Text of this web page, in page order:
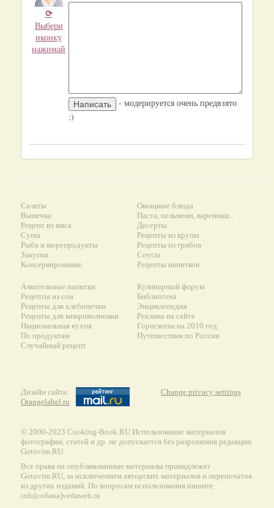
⟳
Выбери
иконку
нажимай
- модерируется очень предвзято
:)
Салаты
Выпечка
Рецепт из мяса
Супы
Рыба и морепродукты
Закуски
Консервирование
Овощные блюда
Паста, пельмени, вареники...
Десерты
Рецепты из крупы
Рецепты из грибов
Соусы
Рецепты напитков
Алкогольные напитки
Рецепты из сои
Рецепты для хлебопечки
Рецепты для микроволновки
Национальная кухня
По продуктам
Случайный рецепт
Кулинарный форум
Библиотека
Энциклопедия
Реклама на сайте
Гороскопы на 2010 год
Путешествия по России
Дизайн сайта:
Orangelabel.ru
Change privacy settings
© 2000-2023 Сooking-Book.RU Использование материалов
фотографии, статей и др. не допускается без разрешения редакции
Gotovim.RU.
Все права на опубликованные материалы принадлежат
Gotovim.RU, за исключением авторских материалов и перепечаток
из других изданий. По вопросам использования пишите
info[собака]vedaweb.ru